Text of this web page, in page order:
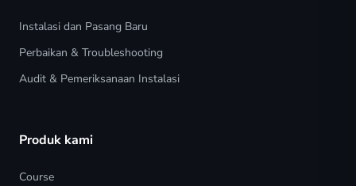
Instalasi dan Pasang Baru
Perbaikan & Troubleshooting
Audit & Pemeriksanaan Instalasi
Produk kami
Course